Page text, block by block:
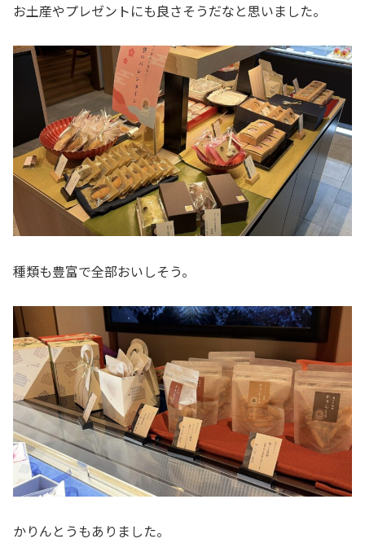
お土産やプレゼントにも良さそうだなと思いました。
種類も豊富で全部おいしそう。
かりんとうもありました。